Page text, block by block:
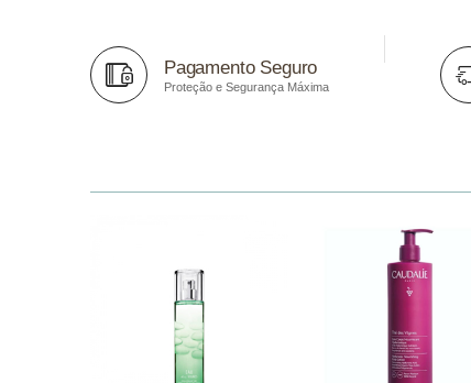
Pagamento Seguro
Proteção e Segurança Máxima